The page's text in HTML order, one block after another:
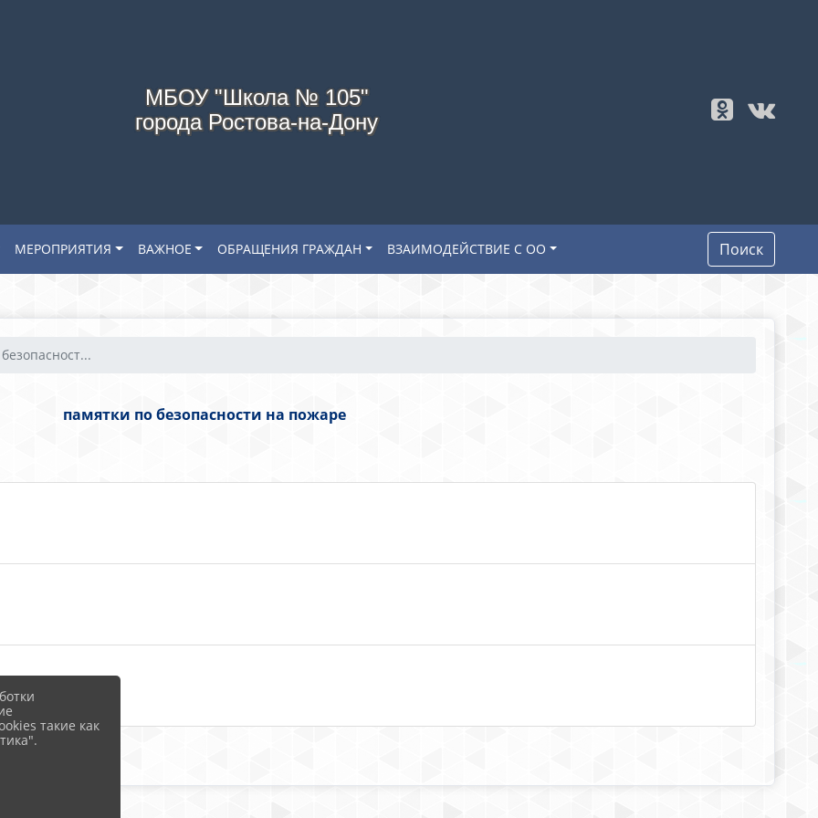
МБОУ "Школа № 105"
города Ростова-на-Дону
МЕРОПРИЯТИЯ ВАЖНОЕ ОБРАЩЕНИЯ ГРАЖДАН ВЗАИМОДЕЙСТВИЕ С ОО Поиск
памятки по безопасности на пожаре
такие как